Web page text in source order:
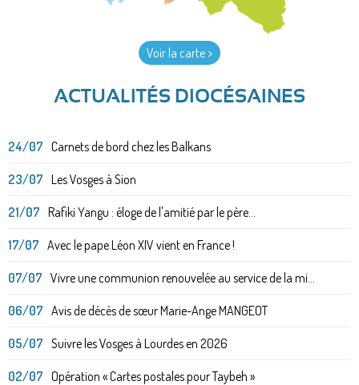
Voir la carte >
ACTUALITÉS DIOCÉSAINES
24/07 Carnets de bord chez les Balkans
23/07 Les Vosges à Sion
21/07 Rafiki Yangu : éloge de l'amitié par le père...
17/07 Avec le pape Léon XIV vient en France !
07/07 Vivre une communion renouvelée au service de la mi...
06/07 Avis de décès de sœur Marie-Ange MANGEOT
05/07 Suivre les Vosges à Lourdes en 2026
02/07 Opération « Cartes postales pour Taybeh »